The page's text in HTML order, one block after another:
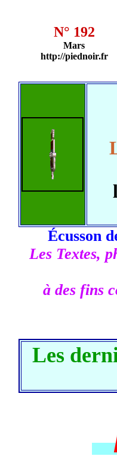
N° 192
Mars
http://piednoir.fr
Écusson
Les Textes,
à des fins
Les